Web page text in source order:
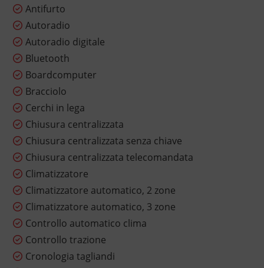
Antifurto
Autoradio
Autoradio digitale
Bluetooth
Boardcomputer
Bracciolo
Cerchi in lega
Chiusura centralizzata
Chiusura centralizzata senza chiave
Chiusura centralizzata telecomandata
Climatizzatore
Climatizzatore automatico, 2 zone
Climatizzatore automatico, 3 zone
Controllo automatico clima
Controllo trazione
Cronologia tagliandi